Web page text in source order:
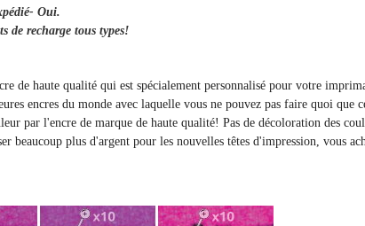
- Oui.
de recharge tous types!
de haute qualité qui est spécialement personnalisé pour votre
encres du monde avec laquelle vous ne pouvez pas faire quoi que
par l'encre de marque de haute qualité! Pas de décoloration des
beaucoup plus d'argent pour les nouvelles têtes d'impression, vous